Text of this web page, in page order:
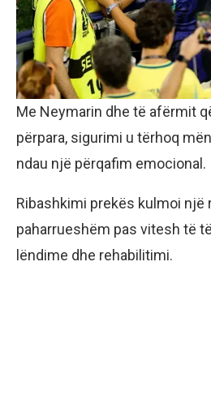
Me Neymarin dhe të afërmit
përpara, sigurimi u tërhoq
ndau një përqafim emocional.
Ribashkimi prekës kulmoi një
paharrueshëm pas vitesh të
lëndime dhe rehabilitimi.